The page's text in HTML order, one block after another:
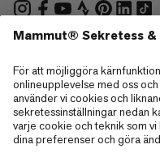
—
Sitemap
Cookies